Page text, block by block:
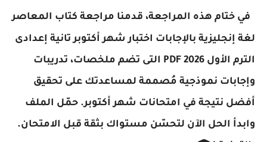
في ختام هذه المراجعة، قدمنا مراجعة كتاب المعاصر
لغة إنجليزية بالإجابات اختبار شهر أكتوبر تانية إعدادى
الترم الأول 2026 PDF التى تضم ملخصات، تدريبات
وإجابات نموذجية مُصممة لمساعدتك على تحقيق
أفضل نتيجة في امتحانات شهر أكتوبر. حمّل الملف
وابدأ الحل الآن لتحسّن مستواك بثقة قبل الامتحان.